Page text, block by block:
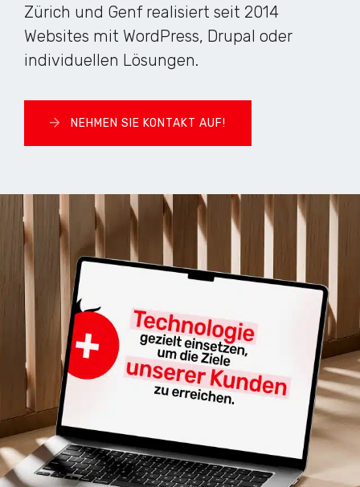
Zürich und Genf realisiert seit 2014
Websites mit WordPress, Drupal oder
individuellen Lösungen.
NEHMEN SIE KONTAKT AUF!